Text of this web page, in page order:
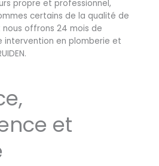
propre et professionnel,
certains de la qualité de
offrons 24 mois de
intervention en plomberie et
et